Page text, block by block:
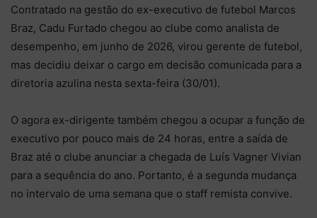
Contratado na gestão do ex-executivo de futebol Marcos
Braz, Cadu Furtado chegou ao clube como analista de
desempenho, em junho de 2026, virou gerente de futebol,
mas decidiu deixar o cargo em decisão comunicada para a
diretoria azulina nesta sexta-feira (30/01).
O agora ex-dirigente também chegou a ocupar a função de
executivo por pouco mais de 24 horas, entre a saída de
Braz até o clube anunciar a chegada de Luís Vagner Vivian
para a sequência do ano. Portanto, é a segunda mudança
no intervalo de uma semana que o staff remista convive.